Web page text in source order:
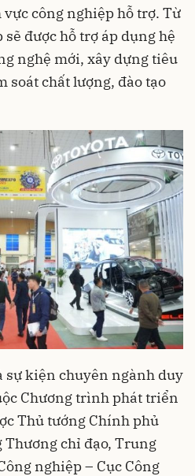
công nghiệp hỗ trợ. Từ
được hỗ trợ áp dụng hệ
nghệ mới, xây dựng tiêu
soát chất lượng, đào tạo
sự kiện chuyên ngành duy
Chương trình phát triển
Thủ tướng Chính phủ
Thương chỉ đạo, Trung
nghiệp – Cục Công